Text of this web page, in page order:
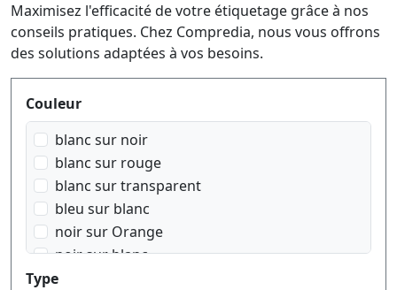
Maximisez l'efficacité de votre étiquetage grâce à nos
conseils pratiques. Chez Compredia, nous vous offrons
des solutions adaptées à vos besoins.
Produktfilter
Couleur
blanc sur noir
blanc sur rouge
blanc sur transparent
bleu sur blanc
noir sur Orange
noir sur blanc
noir sur bleu
Type